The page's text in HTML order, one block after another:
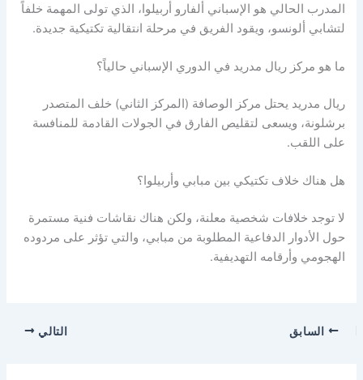
المدرب الحالي هو الإسباني ألفارو أربيلوا، الذي تولى المهمة خلفاً
لتشابي ألونسو، ويقود الفريق في مرحلة انتقالية تكتيكية جديدة.
ما هو مركز ريال مدريد في الدوري الإسباني حالياً؟
ريال مدريد يحتل مركز الوصافة (المركز الثاني) خلف المتصدر
برشلونة، ويسعى لتقليص الفارق في الجولات القادمة للمنافسة
على اللقب.
هل هناك خلاف تكتيكي بين مبابي وأربيلوا؟
لا توجد خلافات شخصية معلنة، ولكن هناك نقاشات فنية مستمرة
حول الأدوار الدفاعية المطلوبة من مبابي، والتي تؤثر على مردوده
الهجومي وأرقامه التهديفية.
السابق التالي